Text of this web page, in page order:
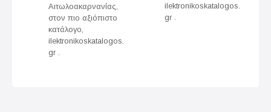
Αιτωλοακαρνανίας,
στον πιο αξιόπιστο
κατάλογο,
ilektronikoskatalogos.
gr .
ilektronikoskatalogos.
gr .